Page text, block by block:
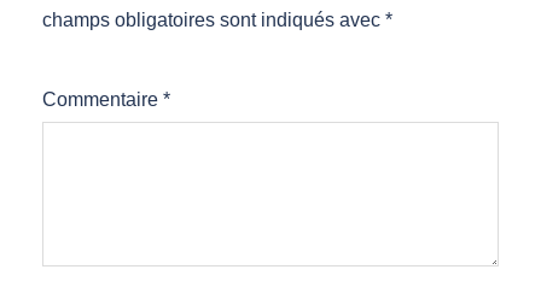
champs obligatoires sont indiqués avec *
Commentaire *